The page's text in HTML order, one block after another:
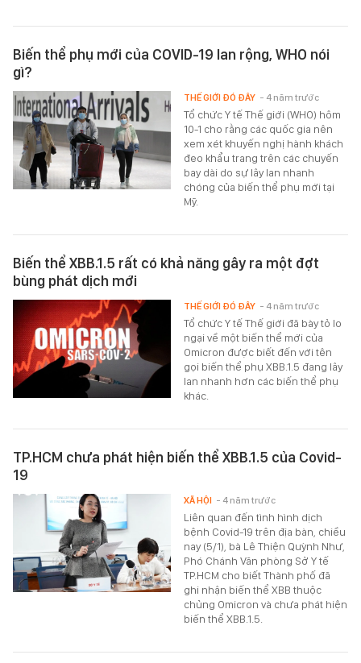
Biến thể phụ mới của COVID-19 lan rộng, WHO nói
gì?
Tổ chức Y tế Thế giới (WHO) hôm
10-1 cho rằng các quốc gia nên
xem xét khuyến nghị hành khách
đeo khẩu trang trên các chuyến
bay dài do sự lây lan nhanh
chóng của biến thể phụ mới tại
Mỹ.
THẾ GIỚI ĐÓ ĐÂY - 4 năm trước
Biến thể XBB.1.5 rất có khả năng gây ra một đợt
bùng phát dịch mới
Tổ chức Y tế Thế giới đã bày tỏ lo
ngại về một biến thể mới của
Omicron được biết đến với tên
gọi biến thể phụ XBB.1.5 đang lây
lan nhanh hơn các biến thể phụ
khác.
THẾ GIỚI ĐÓ ĐÂY - 4 năm trước
TP.HCM chưa phát hiện biến thể XBB.1.5 của Covid-
19
Liên quan đến tình hình dịch
bệnh Covid-19 trên địa bàn, chiều
nay (5/1), bà Lê Thiện Quỳnh Như,
Phó Chánh Văn phòng Sở Y tế
TP.HCM cho biết Thành phố đã
ghi nhận biến thể XBB thuộc
chủng Omicron và chưa phát hiện
biến thể XBB.1.5.
XÃ HỘI - 4 năm trước